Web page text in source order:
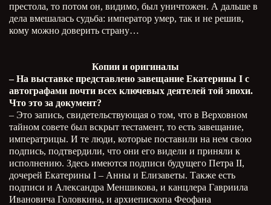
престола, то потом он, видимо, был уничтожен. А дальше в
дела вмешалась судьба: император умер, так и не решив,
кому можно доверить страну…
Копии и оригиналы
– На выставке представлено завещание Екатерины I с
автографами почти всех ключевых деятелей той эпохи.
Что это за документ?
– Это запись, свидетельствующая о том, что в Верховном
тайном совете был вскрыт тестамент, то есть завещание,
императрицы. И те люди, которые поставили на нем свою
подпись, подтвердили, что они его видели и приняли к
исполнению. Здесь имеются подписи будущего Петра II,
дочерей Екатерины I – Анны и Елизаветы. Также есть
подписи и Александра Меншикова, и канцлера Гавриила
Ивановича Головкина, и архиепископа Феофана